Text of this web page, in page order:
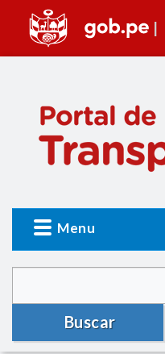
Menu
Buscar